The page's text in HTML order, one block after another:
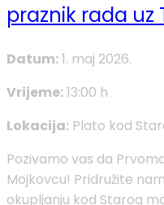
praznik rada uz
Datum:1. maj 2026.
Vrijeme:13:00 h
Lokacija: Plato kod
​Pozivamo vas da
Mojkovcu! Pridružite
okupljanju kod Starog